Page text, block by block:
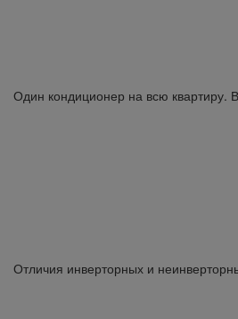
Один кондиционер на всю квартиру.
Отличия инверторных и